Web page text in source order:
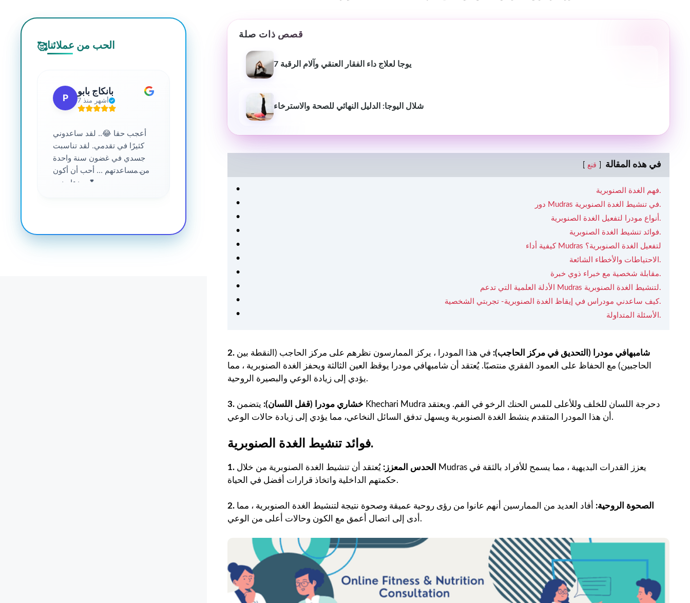
قصص ذات صلة
7 يوجا لعلاج داء الفقار العنقي وآلام الرقبة
شلال اليوجا: الدليل النهائي للصحة والاسترخاء
في هذه المقالة قنع
فهم الغدة الصنوبرية.
دور Mudras في تنشيط الغدة الصنوبرية.
أنواع مودرا لتفعيل الغدة الصنوبرية.
فوائد تنشيط الغدة الصنوبرية.
كيفية أداء Mudras لتفعيل الغدة الصنوبرية؟
الاحتياطات والأخطاء الشائعة.
مقابلة شخصية مع خبراء ذوي خبرة.
الأدلة العلمية التي تدعم Mudras لتنشيط الغدة الصنوبرية.
كيف ساعدني مودراس في إيقاظ الغدة الصنوبرية- تجربتي الشخصية.
الأسئلة المتداولة.
2. شامبهافي مودرا (التحديق في مركز الحاجب): في هذا المودرا ، يركز الممارسون نظرهم على مركز الحاجب (النقطة بين
الحاجبين) مع الحفاظ على العمود الفقري منتصبًا. يُعتقد أن شامبهافي مودرا يوقظ العين الثالثة ويحفز الغدة الصنوبرية ، مما
يؤدي إلى زيادة الوعي والبصيرة الروحية.
3. خشاري مودرا (قفل اللسان): يتضمن Khechari Mudra دحرجة اللسان للخلف وللأعلى للمس الحنك الرخو في الفم. ويعتقد
أن هذا المودرا المتقدم ينشط الغدة الصنوبرية ويسهل تدفق السائل النخاعي، مما يؤدي إلى زيادة حالات الوعي.
فوائد تنشيط الغدة الصنوبرية.
1. الحدس المعزز: يُعتقد أن تنشيط الغدة الصنوبرية من خلال Mudras يعزز القدرات البديهية ، مما يسمح للأفراد بالثقة في
حكمتهم الداخلية واتخاذ قرارات أفضل في الحياة.
2. الصحوة الروحية: أفاد العديد من الممارسين أنهم عانوا من رؤى روحية عميقة وصحوة نتيجة لتنشيط الغدة الصنوبرية ، مما
أدى إلى اتصال أعمق مع الكون وحالات أعلى من الوعي.
🥰الحب من عملائنا
P
بانكاج بابو
7 أشهر منذ
أعجب حقا 😂.. لقد ساعدوني
كثيرًا في تقدمي. لقد تناسبت
جسدي في غضون سنة واحدة
من مساعدتهم ... أحب أن أكون
جزءا منهم 💕
سانجاميش جي
خدمة ومعلومات احترافية عالية
قبل عام
لقد غير موقع استشارات اللياقة